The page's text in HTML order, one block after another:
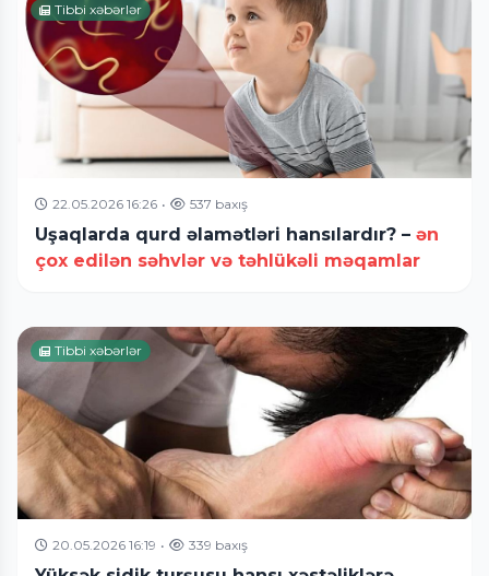
Tibbi xəbərlər
22.05.2026 16:26 • 537 baxış
Uşaqlarda qurd əlamətləri hansılardır? – ən
çox edilən səhvlər və təhlükəli məqamlar
Tibbi xəbərlər
20.05.2026 16:19 • 339 baxış